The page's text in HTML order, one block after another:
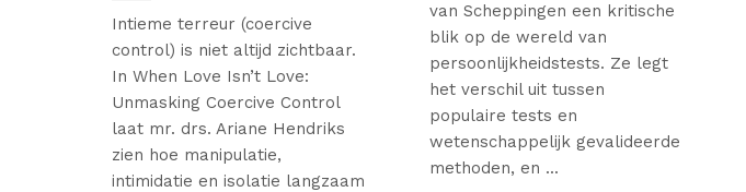
Intieme terreur (coercive
control) is niet altijd zichtbaar.
In When Love Isn’t Love:
Unmasking Coercive Control
laat mr. drs. Ariane Hendriks
zien hoe manipulatie,
intimidatie en isolatie langzaam
van Scheppingen een kritische
blik op de wereld van
persoonlijkheidstests. Ze legt
het verschil uit tussen
populaire tests en
wetenschappelijk gevalideerde
methoden, en ...